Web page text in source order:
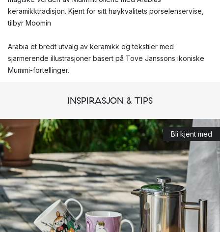
keramikktradisjon. Kjent for sitt høykvalitets porselenservise,
tilbyr Moomin
Arabia et bredt utvalg av keramikk og tekstiler med
sjarmerende illustrasjoner basert på Tove Janssons ikoniske
Mummi-fortellinger.
Hvorfor er Moomin Arabia så populært?
hver med sine unike personligheter som appellerer til
mennesker i alle aldre. Fans elsker hvordan illustrasjonene
fanger øyeblikk av vennskap og eventyr. Spesielt Moomin
Arabia-krus er også populære gaveartikler.
Hvilke typer produkter tilbyr Moomin Arabia?
Moomin Arabia tilbyr et bredt spekter av keramikkservise,
inkludert,tallerkener, boller og serveringsfat
. Hvert produkt er
INSPIRASJON & TIPS
Bli kjent med